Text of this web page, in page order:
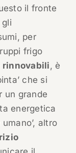
il fronte
per
frigo
rinnovabili, è
che si
un grande
energetica
altro